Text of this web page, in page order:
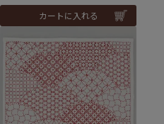
カートに入れる